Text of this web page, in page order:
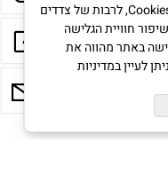
לידיעתך, באתרנו נעשה שימוש בקבצי Cookies, לרבות של צדדים
חוויית הגלישה
באתר מהווה את
לעיין במדיניות